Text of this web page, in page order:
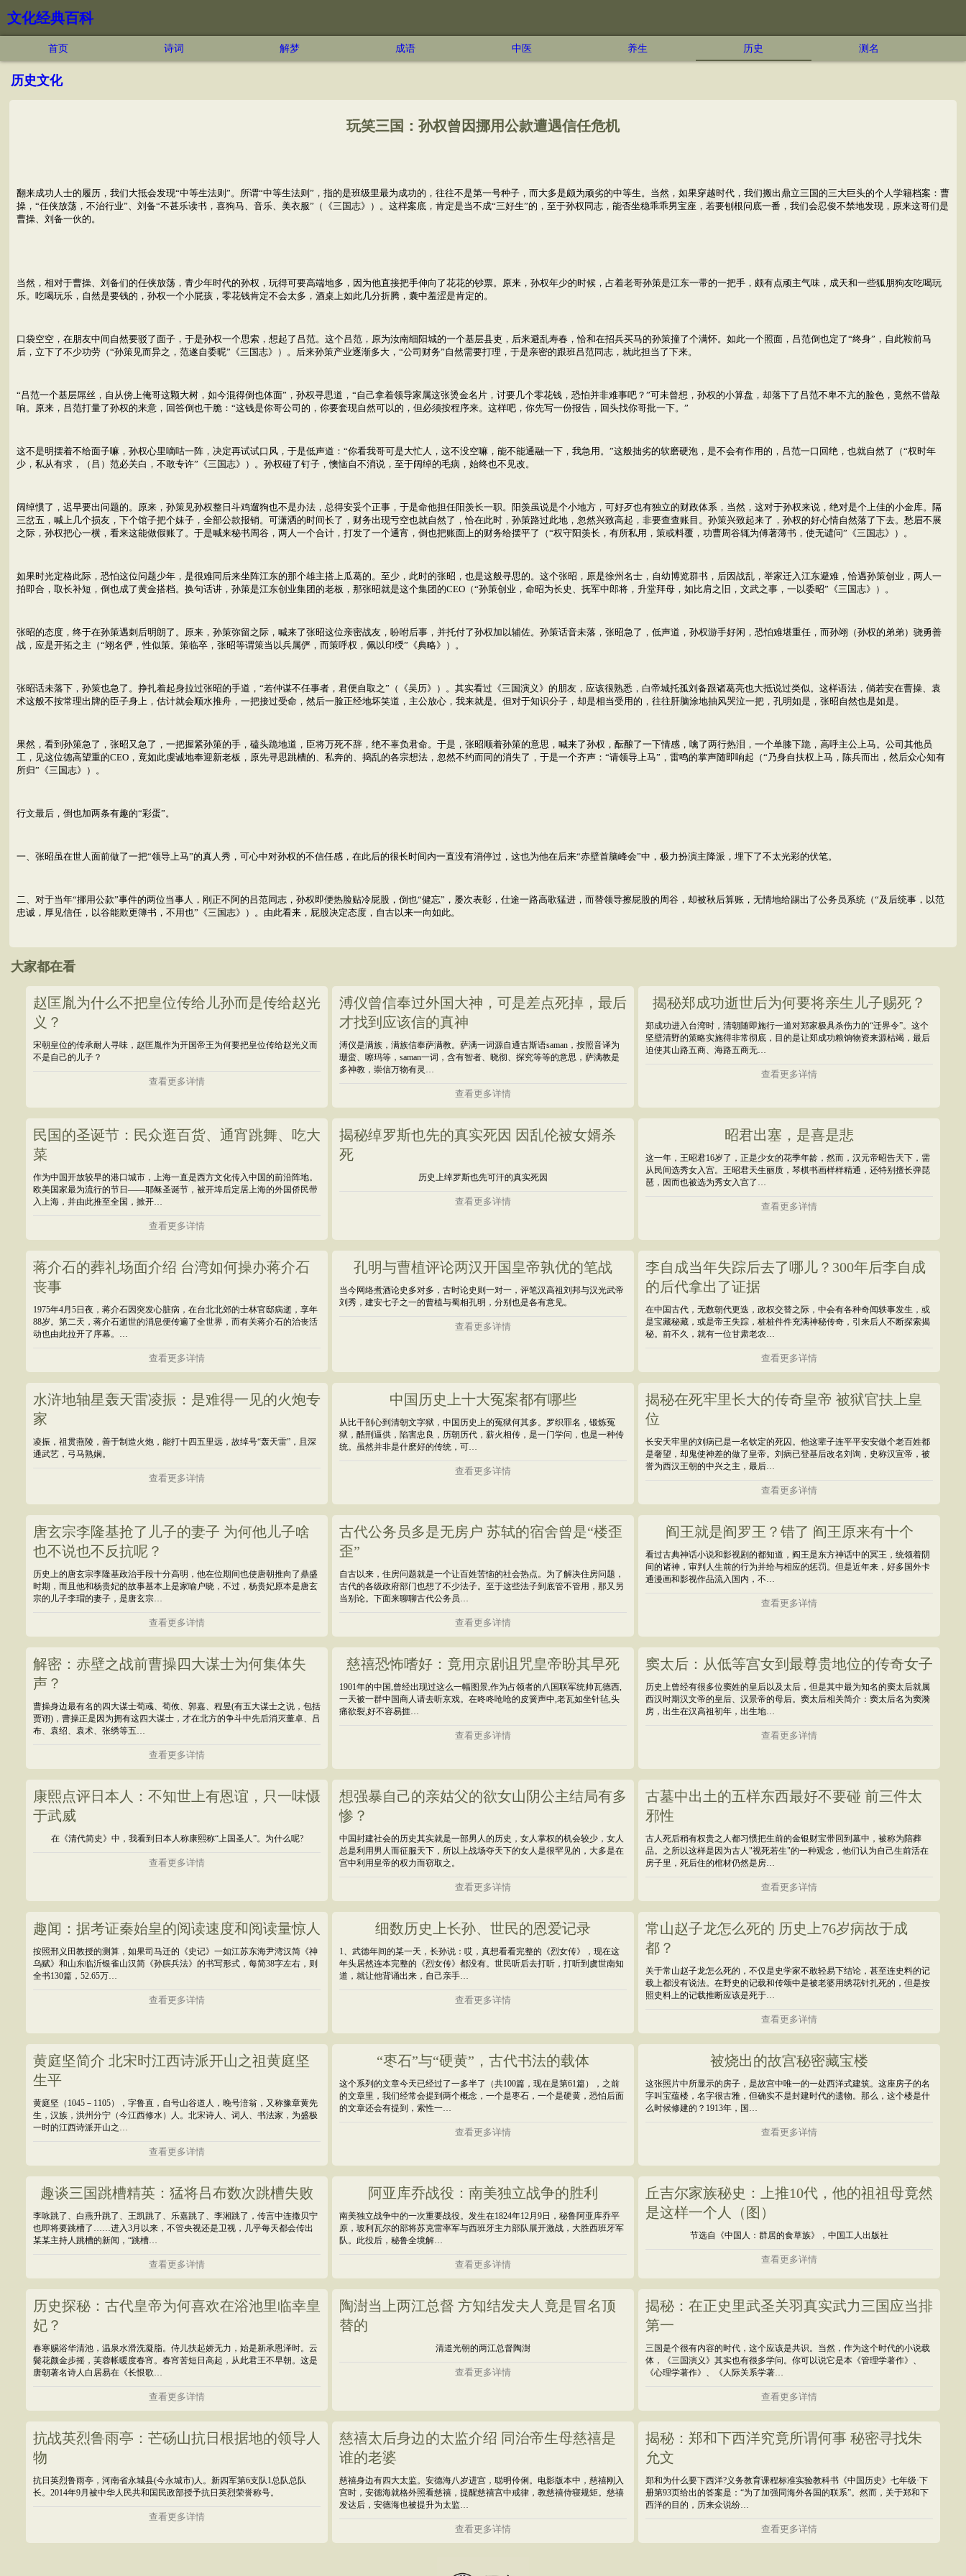
文化经典百科
首页 诗词 解梦 成语 中医 养生 历史 测名
历史文化
玩笑三国：孙权曾因挪用公款遭遇信任危机
翻来成功人士的履历，我们大抵会发现“中等生法则”。所谓“中等生法则”，指的是班级里最为成功的，往往不是第一号种子，而大多是颇为顽劣的中等生。当然，如果穿越时代，我们搬出鼎立三国的三大巨头的个人学籍档案：曹
操，“任侠放荡，不治行业”、刘备“不甚乐读书，喜狗马、音乐、美衣服”（《三国志》）。这样案底，肯定是当不成“三好生”的，至于孙权同志，能否坐稳乖乖男宝座，若要刨根问底一番，我们会忍俊不禁地发现，原来这哥们是
曹操、刘备一伙的。
当然，相对于曹操、刘备们的任侠放荡，青少年时代的孙权，玩得可要高端地多，因为他直接把手伸向了花花的钞票。原来，孙权年少的时候，占着老哥孙策是江东一带的一把手，颇有点顽主气味，成天和一些狐朋狗友吃喝玩
乐。吃喝玩乐，自然是要钱的，孙权一个小屁孩，零花钱肯定不会太多，酒桌上如此几分折腾，囊中羞涩是肯定的。
口袋空空，在朋友中间自然要驳了面子，于是孙权一个思索，想起了吕范。这个吕范，原为汝南细阳城的一个基层县吏，后来避乱寿春，恰和在招兵买马的孙策撞了个满怀。如此一个照面，吕范倒也定了“终身”，自此鞍前马
后，立下了不少功劳（“孙策见而异之，范遂自委昵”《三国志》）。后来孙策产业逐渐多大，“公司财务”自然需要打理，于是亲密的跟班吕范同志，就此担当了下来。
“吕范一个基层屌丝，自从傍上俺哥这颗大树，如今混得倒也体面”，孙权寻思道，“自己拿着领导家属这张烫金名片，讨要几个零花钱，恐怕并非难事吧？”可未曾想，孙权的小算盘，却落下了吕范不卑不亢的脸色，竟然不曾敲
响。原来，吕范打量了孙权的来意，回答倒也干脆：“这钱是你哥公司的，你要套现自然可以的，但必须按程序来。这样吧，你先写一份报告，回头找你哥批一下。”
这不是明摆着不给面子嘛，孙权心里嘀咕一阵，决定再试试口风，于是低声道：“你看我哥可是大忙人，这不没空嘛，能不能通融一下，我急用。”这般拙劣的软磨硬泡，是不会有作用的，吕范一口回绝，也就自然了（“权时年
少，私从有求，（吕）范必关白，不敢专许”《三国志》）。孙权碰了钉子，懊恼自不消说，至于阔绰的毛病，始终也不见改。
阔绰惯了，迟早要出问题的。原来，孙策见孙权整日斗鸡遛狗也不是办法，总得安妥个正事，于是命他担任阳羡长一职。阳羡虽说是个小地方，可好歹也有独立的财政体系，当然，这对于孙权来说，绝对是个上佳的小金库。隔
三岔五，喊上几个损友，下个馆子把个妹子，全部公款报销。可潇洒的时间长了，财务出现亏空也就自然了，恰在此时，孙策路过此地，忽然兴致高起，非要查查账目。孙策兴致起来了，孙权的好心情自然落了下去。愁眉不展
之际，孙权把心一横，看来这能做假账了。于是喊来秘书周谷，两人一个合计，打发了一个通宵，倒也把账面上的财务给摆平了（“权守阳羡长，有所私用，策或料覆，功曹周谷辄为傅著薄书，使无谴问”《三国志》）。
如果时光定格此际，恐怕这位问题少年，是很难同后来坐阵江东的那个雄主搭上瓜葛的。至少，此时的张昭，也是这般寻思的。这个张昭，原是徐州名士，自幼博览群书，后因战乱，举家迁入江东避难，恰遇孙策创业，两人一
拍即合，取长补短，倒也成了黄金搭档。换句话讲，孙策是江东创业集团的老板，那张昭就是这个集团的CEO（“孙策创业，命昭为长史、抚军中郎将，升堂拜母，如比肩之旧，文武之事，一以委昭”《三国志》）。
张昭的态度，终于在孙策遇刺后明朗了。原来，孙策弥留之际，喊来了张昭这位亲密战友，吩咐后事，并托付了孙权加以辅佐。孙策话音未落，张昭急了，低声道，孙权游手好闲，恐怕难堪重任，而孙翊（孙权的弟弟）骁勇善
战，应是开拓之主（“翊名俨，性似策。策临卒，张昭等谓策当以兵属俨，而策呼权，佩以印绶”《典略》）。
张昭话未落下，孙策也急了。挣扎着起身拉过张昭的手道，“若仲谋不任事者，君便自取之”（《吴历》）。其实看过《三国演义》的朋友，应该很熟悉，白帝城托孤刘备跟诸葛亮也大抵说过类似。这样语法，倘若安在曹操、袁
术这般不按常理出牌的臣子身上，估计就会顺水推舟，一把接过受命，然后一脸正经地坏笑道，主公放心，我来就是。但对于知识分子，却是相当受用的，往往肝脑涂地抽风哭泣一把，孔明如是，张昭自然也是如是。
果然，看到孙策急了，张昭又急了，一把握紧孙策的手，磕头跪地道，臣将万死不辞，绝不辜负君命。于是，张昭顺着孙策的意思，喊来了孙权，酝酿了一下情感，噙了两行热泪，一个单膝下跪，高呼主公上马。公司其他员
工，见这位德高望重的CEO，竟如此虔诚地奉迎新老板，原先寻思跳槽的、私奔的、捣乱的各宗想法，忽然不约而同的消失了，于是一个齐声：“请领导上马”，雷鸣的掌声随即响起（“乃身自扶权上马，陈兵而出，然后众心知有
所归”《三国志》）。
行文最后，倒也加两条有趣的“彩蛋”。
一、张昭虽在世人面前做了一把“领导上马”的真人秀，可心中对孙权的不信任感，在此后的很长时间内一直没有消停过，这也为他在后来“赤壁首脑峰会”中，极力扮演主降派，埋下了不太光彩的伏笔。
二、对于当年“挪用公款”事件的两位当事人，刚正不阿的吕范同志，孙权即便热脸贴冷屁股，倒也“健忘”，屡次表彰，仕途一路高歌猛进，而替领导擦屁股的周谷，却被秋后算账，无情地给踢出了公务员系统（“及后统事，以范
忠诚，厚见信任，以谷能欺更簿书，不用也”《三国志》）。由此看来，屁股决定态度，自古以来一向如此。
大家都在看
赵匡胤为什么不把皇位传给儿孙而是传给赵光
义？
宋朝皇位的传承耐人寻味，赵匡胤作为开国帝王为何要把皇位传给赵光义而
不是自己的儿子？
查看更多详情
溥仪曾信奉过外国大神，可是差点死掉，最后
才找到应该信的真神
溥仪是满族，满族信奉萨满教。萨满一词源自通古斯语saman，按照音译为
珊蛮、嚓玛等，saman一词，含有智者、晓彻、探究等等的意思，萨满教是
多神教，崇信万物有灵…
查看更多详情
揭秘郑成功逝世后为何要将亲生儿子赐死？
郑成功进入台湾时，清朝随即施行一道对郑家极具杀伤力的“迁界令”。这个
坚壁清野的策略实施得非常彻底，目的是让郑成功粮饷物资来源枯竭，最后
迫使其山路五商、海路五商无…
查看更多详情
民国的圣诞节：民众逛百货、通宵跳舞、吃大
菜
作为中国开放较早的港口城市，上海一直是西方文化传入中国的前沿阵地。
欧美国家最为流行的节日——耶稣圣诞节，被开埠后定居上海的外国侨民带
入上海，并由此推至全国，掀开…
查看更多详情
揭秘绰罗斯也先的真实死因 因乱伦被女婿杀
死
历史上绰罗斯也先可汗的真实死因
查看更多详情
昭君出塞，是喜是悲
这一年，王昭君16岁了，正是少女的花季年龄，然而，汉元帝昭告天下，需
从民间选秀女入宫。王昭君天生丽质，琴棋书画样样精通，还特别擅长弹琵
琶，因而也被选为秀女入宫了…
查看更多详情
蒋介石的葬礼场面介绍 台湾如何操办蒋介石
丧事
1975年4月5日夜，蒋介石因突发心脏病，在台北北郊的士林官邸病逝，享年
88岁。第二天，蒋介石逝世的消息便传遍了全世界，而有关蒋介石的治丧活
动也由此拉开了序幕。…
查看更多详情
孔明与曹植评论两汉开国皇帝孰优的笔战
当今网络煮酒论史多对多，古时论史则一对一，评笔汉高祖刘邦与汉光武帝
刘秀，建安七子之一的曹植与蜀相孔明，分别也是各有意见。
查看更多详情
李自成当年失踪后去了哪儿？300年后李自成
的后代拿出了证据
在中国古代，无数朝代更迭，政权交替之际，中会有各种奇闻轶事发生，或
是宝藏秘藏，或是帝王失踪，桩桩件件充满神秘传奇，引来后人不断探索揭
秘。前不久，就有一位甘肃老农…
查看更多详情
水浒地轴星轰天雷凌振：是难得一见的火炮专
家
凌振，祖贯燕陵，善于制造火炮，能打十四五里远，故绰号“轰天雷”，且深
通武艺，弓马熟娴。
查看更多详情
中国历史上十大冤案都有哪些
从比干剖心到清朝文字狱，中国历史上的冤狱何其多。罗织罪名，锻炼冤
狱，酷刑逼供，陷害忠良，历朝历代，薪火相传，是一门学问，也是一种传
统。虽然并非是什麽好的传统，可…
查看更多详情
揭秘在死牢里长大的传奇皇帝 被狱官扶上皇
位
长安天牢里的刘病已是一名钦定的死囚。他这辈子连平平安安做个老百姓都
是奢望，却鬼使神差的做了皇帝。刘病已登基后改名刘询，史称汉宣帝，被
誉为西汉王朝的中兴之主，最后…
查看更多详情
唐玄宗李隆基抢了儿子的妻子 为何他儿子啥
也不说也不反抗呢？
历史上的唐玄宗李隆基政治手段十分高明，他在位期间也使唐朝推向了鼎盛
时期，而且他和杨贵妃的故事基本上是家喻户晓，不过，杨贵妃原本是唐玄
宗的儿子李瑁的妻子，是唐玄宗…
查看更多详情
古代公务员多是无房户 苏轼的宿舍曾是“楼歪
歪”
自古以来，住房问题就是一个让百姓苦恼的社会热点。为了解决住房问题，
古代的各级政府部门也想了不少法子。至于这些法子到底管不管用，那又另
当别论。下面来聊聊古代公务员…
查看更多详情
阎王就是阎罗王？错了 阎王原来有十个
看过古典神话小说和影视剧的都知道，阎王是东方神话中的冥王，统领着阴
间的诸神，审判人生前的行为并给与相应的惩罚。但是近年来，好多国外卡
通漫画和影视作品流入国内，不…
查看更多详情
解密：赤壁之战前曹操四大谋士为何集体失
声？
曹操身边最有名的四大谋士荀彧、荀攸、郭嘉、程昱(有五大谋士之说，包括
贾诩)，曹操正是因为拥有这四大谋士，才在北方的争斗中先后消灭董卓、吕
布、袁绍、袁术、张绣等五…
查看更多详情
慈禧恐怖嗜好：竟用京剧诅咒皇帝盼其早死
1901年的中国,曾经出现过这么一幅图景,作为占领者的八国联军统帅瓦德西,
一天被一群中国商人请去听京戏。在咚咚呛呛的皮簧声中,老瓦如坐针毡,头
痛欲裂,好不容易捱…
查看更多详情
窦太后：从低等宫女到最尊贵地位的传奇女子
历史上曾经有很多位窦姓的皇后以及太后，但是其中最为知名的窦太后就属
西汉时期汉文帝的皇后、汉景帝的母后。窦太后相关简介：窦太后名为窦漪
房，出生在汉高祖初年，出生地…
查看更多详情
康熙点评日本人：不知世上有恩谊，只一味慑
于武威
在《清代简史》中，我看到日本人称康熙称“上国圣人”。为什么呢?
查看更多详情
想强暴自己的亲姑父的欲女山阴公主结局有多
惨？
中国封建社会的历史其实就是一部男人的历史，女人掌权的机会较少，女人
总是利用男人而征服天下，所以上战场夺天下的女人是很罕见的，大多是在
宫中利用皇帝的权力而窃取之。
查看更多详情
古墓中出土的五样东西最好不要碰 前三件太
邪性
古人死后稍有权贵之人都习惯把生前的金银财宝带回到墓中，被称为陪葬
品。之所以这样是因为古人"视死若生"的一种观念，他们认为自己生前活在
房子里，死后住的棺材仍然是房…
查看更多详情
趣闻：据考证秦始皇的阅读速度和阅读量惊人
按照邢义田教授的测算，如果司马迁的《史记》一如江苏东海尹湾汉简《神
乌赋》和山东临沂银雀山汉简《孙膑兵法》的书写形式，每简38字左右，则
全书130篇，52.65万…
查看更多详情
细数历史上长孙、世民的恩爱记录
1、武德年间的某一天，长孙说：哎，真想看看完整的《烈女传》，现在这
年头居然连本完整的《烈女传》都没有。世民听后去打听，打听到虞世南知
道，就让他背诵出来，自己亲手…
查看更多详情
常山赵子龙怎么死的 历史上76岁病故于成
都？
关于常山赵子龙怎么死的，不仅是史学家不敢轻易下结论，甚至连史料的记
载上都没有说法。在野史的记载和传颂中是被老婆用绣花针扎死的，但是按
照史料上的记载推断应该是死于…
查看更多详情
黄庭坚简介 北宋时江西诗派开山之祖黄庭坚
生平
黄庭坚（1045－1105），字鲁直，自号山谷道人，晚号涪翁，又称豫章黄先
生，汉族，洪州分宁（今江西修水）人。北宋诗人、词人、书法家，为盛极
一时的江西诗派开山之…
查看更多详情
“枣石”与“硬黄”，古代书法的载体
这个系列的文章今天已经过了一多半了（共100篇，现在是第61篇），之前
的文章里，我们经常会提到两个概念，一个是枣石，一个是硬黄，恐怕后面
的文章还会有提到，索性一…
查看更多详情
被烧出的故宫秘密藏宝楼
这张照片中所显示的房子，是故宫中唯一的一处西洋式建筑。这座房子的名
字叫宝蕴楼，名字很古雅，但确实不是封建时代的遗物。那么，这个楼是什
么时候修建的？1913年，国…
查看更多详情
趣谈三国跳槽精英：猛将吕布数次跳槽失败
李咏跳了、白燕升跳了、王凯跳了、乐嘉跳了、李湘跳了，传言中连撒贝宁
也即将要跳槽了……进入3月以来，不管央视还是卫视，几乎每天都会传出
某某主持人跳槽的新闻，“跳槽…
查看更多详情
阿亚库乔战役：南美独立战争的胜利
南美独立战争中的一次重要战役。发生在1824年12月9日，秘鲁阿亚库乔平
原，玻利瓦尔的部将苏克雷率军与西班牙主力部队展开激战，大胜西班牙军
队。此役后，秘鲁全境解…
查看更多详情
丘吉尔家族秘史：上推10代，他的祖祖母竟然
是这样一个人（图）
节选自《中国人：群居的食草族》，中国工人出版社
查看更多详情
历史探秘：古代皇帝为何喜欢在浴池里临幸皇
妃？
春寒赐浴华清池，温泉水滑洗凝脂。侍儿扶起娇无力，始是新承恩泽时。云
鬓花颜金步摇，芙蓉帐暖度春宵。春宵苦短日高起，从此君王不早朝。这是
唐朝著名诗人白居易在《长恨歌…
查看更多详情
陶澍当上两江总督 方知结发夫人竟是冒名顶
替的
清道光朝的两江总督陶澍
查看更多详情
揭秘：在正史里武圣关羽真实武力三国应当排
第一
三国是个很有内容的时代，这个应该是共识。当然，作为这个时代的小说载
体，《三国演义》其实也有很多学问。你可以说它是本《管理学著作》、
《心理学著作》、《人际关系学著…
查看更多详情
抗战英烈鲁雨亭：芒砀山抗日根据地的领导人
物
抗日英烈鲁雨亭，河南省永城县(今永城市)人。新四军第6支队1总队总队
长。2014年9月被中华人民共和国民政部授予抗日英烈荣誉称号。
查看更多详情
慈禧太后身边的太监介绍 同治帝生母慈禧是
谁的老婆
慈禧身边有四大太监。安德海八岁进宫，聪明伶俐。电影版本中，慈禧刚入
宫时，安德海就格外照看慈禧，提醒慈禧宫中戒律，教慈禧侍寝规矩。慈禧
发达后，安德海也被提升为太监…
查看更多详情
揭秘：郑和下西洋究竟所谓何事 秘密寻找朱
允文
郑和为什么要下西洋?义务教育课程标准实验教科书《中国历史》七年级·下
册第93页给出的答案是：“为了加强同海外各国的联系”。然而，关于郑和下
西洋的目的，历来众说纷…
查看更多详情